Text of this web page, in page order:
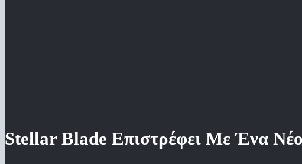
Stellar Blade Επιστρέφει Με Ένα